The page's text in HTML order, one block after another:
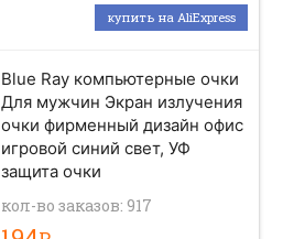
купить на AliExpress
Blue Ray компьютерные очки
Для мужчин Экран излучения
очки фирменный дизайн офис
игровой синий свет, УФ
защита очки
кол-во заказов: 917